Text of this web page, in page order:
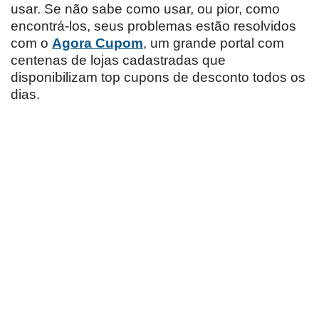
usar. Se não sabe como usar, ou pior, como
encontrá-los, seus problemas estão resolvidos
com o Agora Cupom, um grande portal com
centenas de lojas cadastradas que
disponibilizam top cupons de desconto todos os
dias.